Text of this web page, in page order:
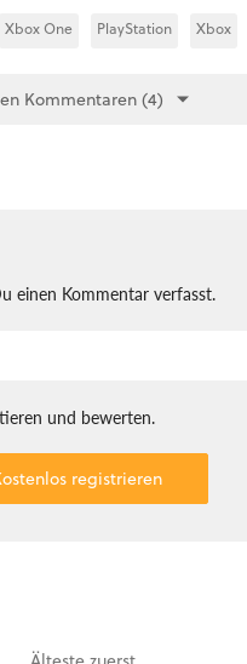
Xbox One PlayStation Xbox
Kommentaren (4)
einen Kommentar verfasst.
und bewerten.
registrieren